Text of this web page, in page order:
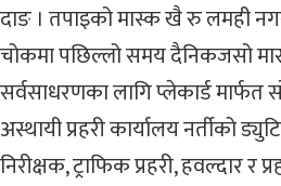
दाङ । तपाइको मास्क खै रु लमही
चोकमा पछिल्लो समय दैनिकजसो
सर्वसाधरणका लागि प्लेकार्ड मार्फत
अस्थायी प्रहरी कार्यालय नर्तीको
निरीक्षक, ट्राफिक प्रहरी, हवल्दार र